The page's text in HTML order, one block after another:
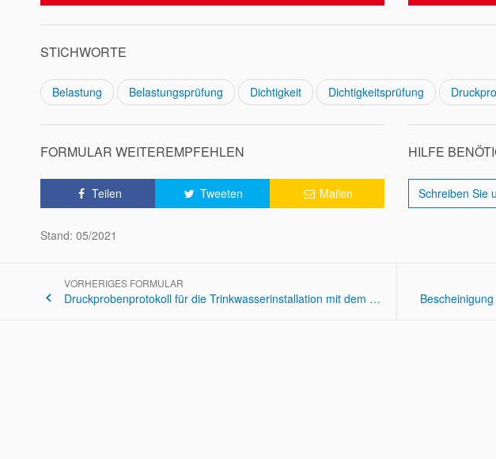
STICHWORTE
Belastung Belastungsprüfung Dichtigkeit Dichtigkeitsprüfung
FORMULAR WEITEREMPFEHLEN
Teilen Tweeten Mailen
HILFE
Schreiben Sie
Stand: 05/2021
VORHERIGES FORMULAR
keyboard_arrow_left Druckprobenprotokoll für die Trinkwasserinstallation mit dem Prüfmedium Druckluft oder Inertgas